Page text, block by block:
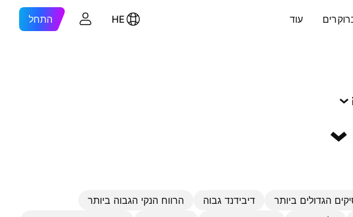
עוד HE התחל
הגדולים ביותר דיבידנד גבוה
הרווח הנקי הגבוה ביותר